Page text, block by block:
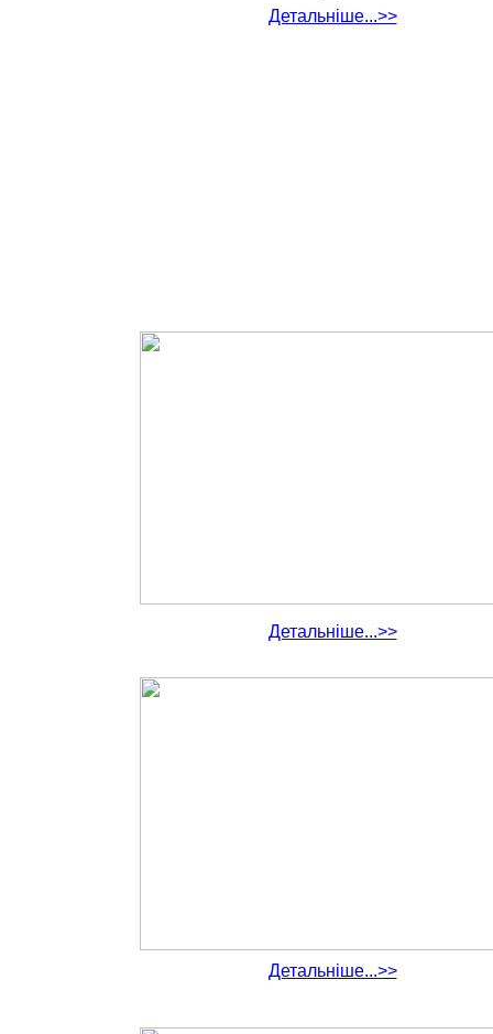
Детальніше...>>
Детальніше...>>
Детальніше...>>